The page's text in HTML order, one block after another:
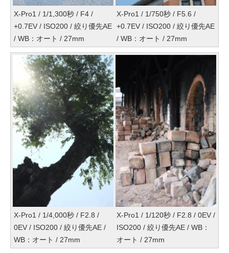
X-Pro1 / 1/1,300秒 / F4 /
+0.7EV / ISO200 / 絞り優先AE
/ WB：オート / 27mm
X-Pro1 / 1/750秒 / F5.6 /
+0.7EV / ISO200 / 絞り優先AE
/ WB：オート / 27mm
X-Pro1 / 1/4,000秒 / F2.8 /
0EV / ISO200 / 絞り優先AE /
WB：オート / 27mm
X-Pro1 / 1/120秒 / F2.8 / 0EV /
ISO200 / 絞り優先AE / WB：
オート / 27mm